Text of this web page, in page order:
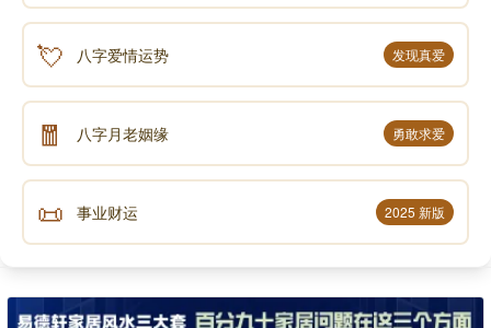
💘 八字爱情运势 发现真爱
🧧 八字月老姻缘 勇敢求爱
📜 事业财运 2025 新版